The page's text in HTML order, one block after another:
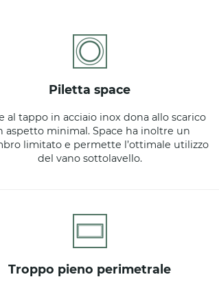
piletta space
al tappo in acciaio inox dona allo scarico
aspetto minimal. Space ha inoltre un
limitato e permette l’ottimale utilizzo
del vano sottolavello.
troppo pieno perimetrale